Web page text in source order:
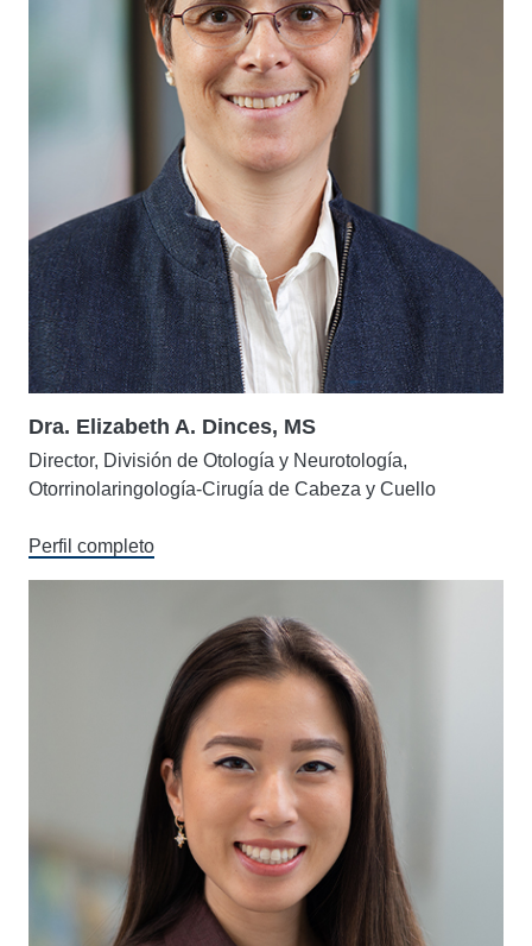
Dra. Elizabeth A. Dinces, MS
Director, División de Otología y Neurotología,
Otorrinolaringología-Cirugía de Cabeza y Cuello
Perfil completo